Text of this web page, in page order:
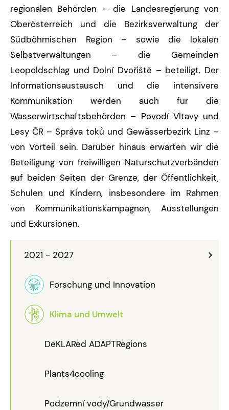
2021 - 2027
Forschung und Innovation
Klima und Umwelt
DeKLARed ADAPTRegions
Plants4cooling
Podzemní vody/Grundwasser
regionalen Behörden – die Landesregierung von
Oberösterreich und die Bezirksverwaltung der
Südböhmischen Region – sowie die lokalen
Selbstverwaltungen – die Gemeinden
Leopoldschlag und Dolní Dvořiště – beteiligt. Der
Informationsaustausch und die intensivere
Kommunikation werden auch für die
Wasserwirtschaftsbehörden – Povodí Vltavy und
Lesy ČR – Správa toků und Gewässerbezirk Linz –
von Vorteil sein. Darüber hinaus erwarten wir die
Beteiligung von freiwilligen Naturschutzverbänden
auf beiden Seiten der Grenze, der Öffentlichkeit,
Schulen und Kindern, insbesondere im Rahmen
von Kommunikationskampagnen, Ausstellungen
und Exkursionen.